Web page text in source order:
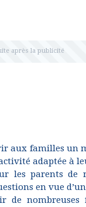
aux familles
adaptée à
les parents
en vue
de